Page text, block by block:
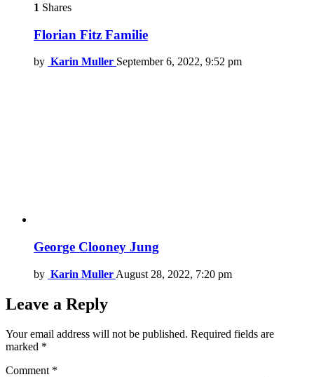
1 Shares
Florian Fitz Familie
by Karin Muller September 6, 2022, 9:52 pm
George Clooney Jung
by Karin Muller August 28, 2022, 7:20 pm
Leave a Reply
Your email address will not be published. Required fields are
marked *
Comment *